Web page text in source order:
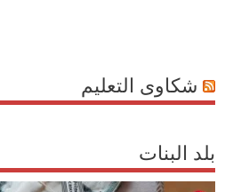
شكاوى التعليم
بلد البنات